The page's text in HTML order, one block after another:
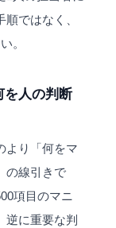
ではなく、
。
を人の判断
より「何をマ
の線引きで
項目のマニ
逆に重要な判